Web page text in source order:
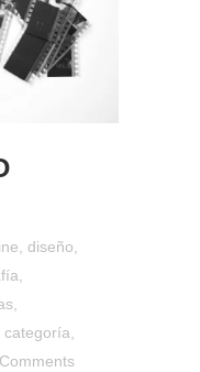
, diseño,
,
,
categoría,